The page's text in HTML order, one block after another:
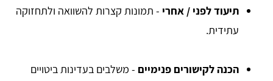
תיעוד לפני / אחרי - תמונות קצרות להשוואה ולתחזוקה
עתידית.
הכנה לקישורים פנימיים - משלבים בעדינות ביטויים